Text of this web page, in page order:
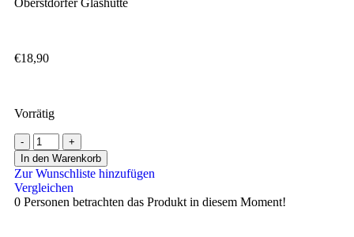
Oberstdorfer Glashütte
€18,90
Vorrätig
In den Warenkorb
Zur Wunschliste hinzufügen
Vergleichen
0 Personen betrachten das Produkt in diesem Moment!